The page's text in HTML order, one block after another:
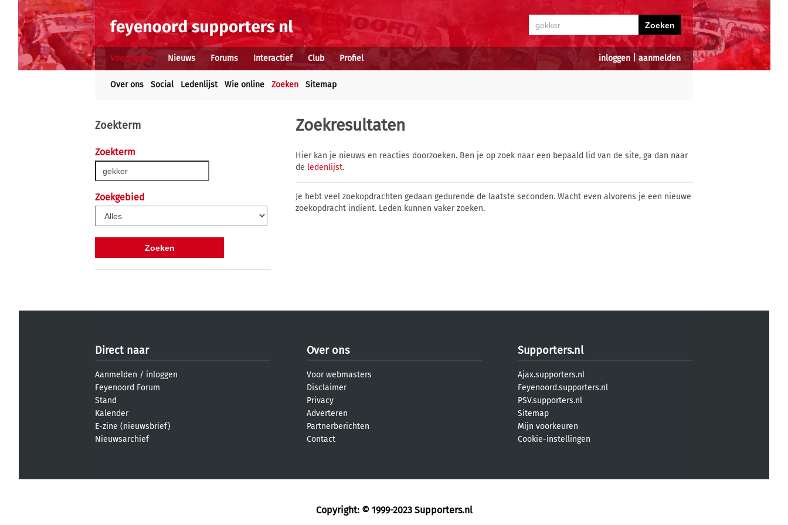
inloggen aanmelden
Voorpagina Nieuws Forums Interactief Club Profiel
Over ons Social Ledenlijst Wie online Zoeken Sitemap
Zoekterm
Zoekterm
Zoekgebied
Zoekresultaten
Hier kan je nieuws en reacties doorzoeken. Ben je op zoek naar een bepaald lid van de site, ga dan naar
de ledenlijst.
Je hebt veel zoekopdrachten gedaan gedurende de laatste seconden. Wacht even alvorens je een nieuwe
zoekopdracht indient. Leden kunnen vaker zoeken.
Direct naar
Aanmelden / inloggen
Feyenoord Forum
Stand
Kalender
E-zine (nieuwsbrief)
Nieuwsarchief
Over ons
Voor webmasters
Disclaimer
Privacy
Adverteren
Partnerberichten
Contact
Supporters.nl
Ajax.supporters.nl
Feyenoord.supporters.nl
PSV.supporters.nl
Sitemap
Mijn voorkeuren
Cookie-instellingen
Copyright: © 1999-2023 Supporters.nl